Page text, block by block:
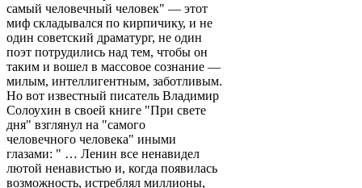
самый человечный человек" — этот
миф складывался по кирпичику, и не
один советский драматург, не один
поэт потрудились над тем, чтобы он
таким и вошел в массовое сознание —
милым, интеллигентным, заботливым.
Но вот известный писатель Владимир
Солоухин в своей книге "При свете
дня" взглянул на "самого
человечного человека" иными
глазами: " … Ленин все ненавидел
лютой ненавистью и, когда появилась
возможность, истреблял миллионы,